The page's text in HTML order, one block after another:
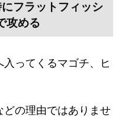
フラットフィッシ
攻める
ってくるマゴチ、ヒ
どの理由ではありませ